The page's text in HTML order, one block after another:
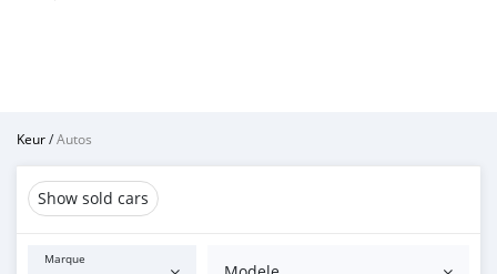
Keur/Autos
Show sold cars
Marque